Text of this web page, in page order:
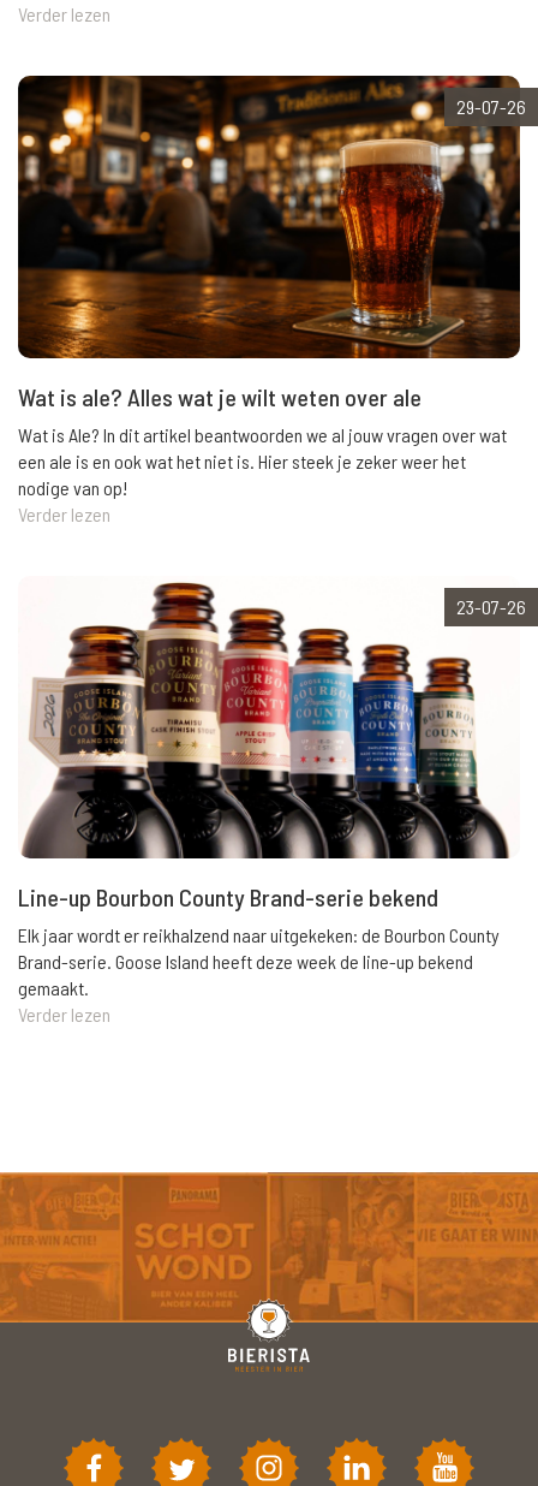
Verder lezen
29-07-26
Wat is ale? Alles wat je wilt weten over ale
Wat is Ale? In dit artikel beantwoorden we al jouw vragen over wat
een ale is en ook wat het niet is. Hier steek je zeker weer het
nodige van op!
Verder lezen
23-07-26
Line-up Bourbon County Brand-serie bekend
Elk jaar wordt er reikhalzend naar uitgekeken: de Bourbon County
Brand-serie. Goose Island heeft deze week de line-up bekend
gemaakt.
Verder lezen